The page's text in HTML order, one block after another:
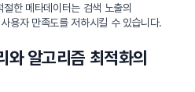
한 메타데이터는 검색 노출의
용자 만족도를 저하시킬 수 있습니다.
알고리즘 최적화의